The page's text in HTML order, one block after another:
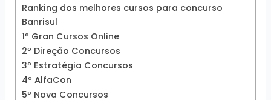
Ranking dos melhores cursos para concurso
Banrisul
1º Gran Cursos Online
2º Direção Concursos
3º Estratégia Concursos
4º AlfaCon
5º Nova Concursos